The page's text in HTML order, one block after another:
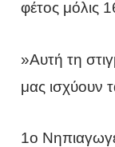
φέτος μόλις
»Αυτή τη
μας ισχύουν
1ο